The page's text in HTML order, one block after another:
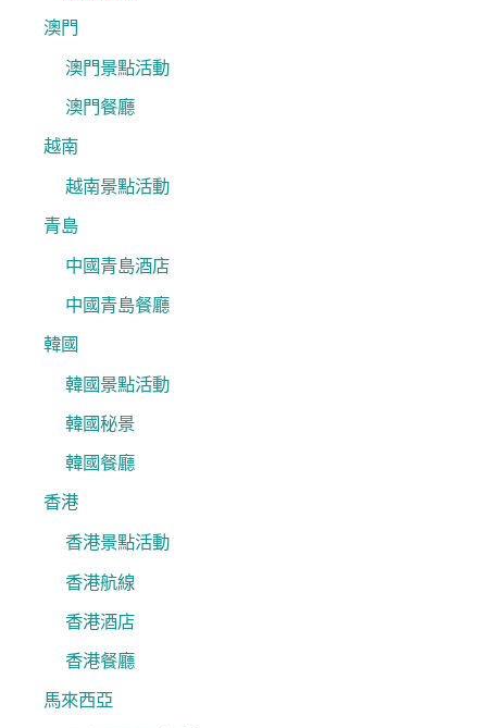
澳門
澳門景點活動
澳門餐廳
越南
越南景點活動
青島
中國青島酒店
中國青島餐廳
韓國
韓國景點活動
韓國秘景
韓國餐廳
香港
香港景點活動
香港航線
香港酒店
香港餐廳
馬來西亞